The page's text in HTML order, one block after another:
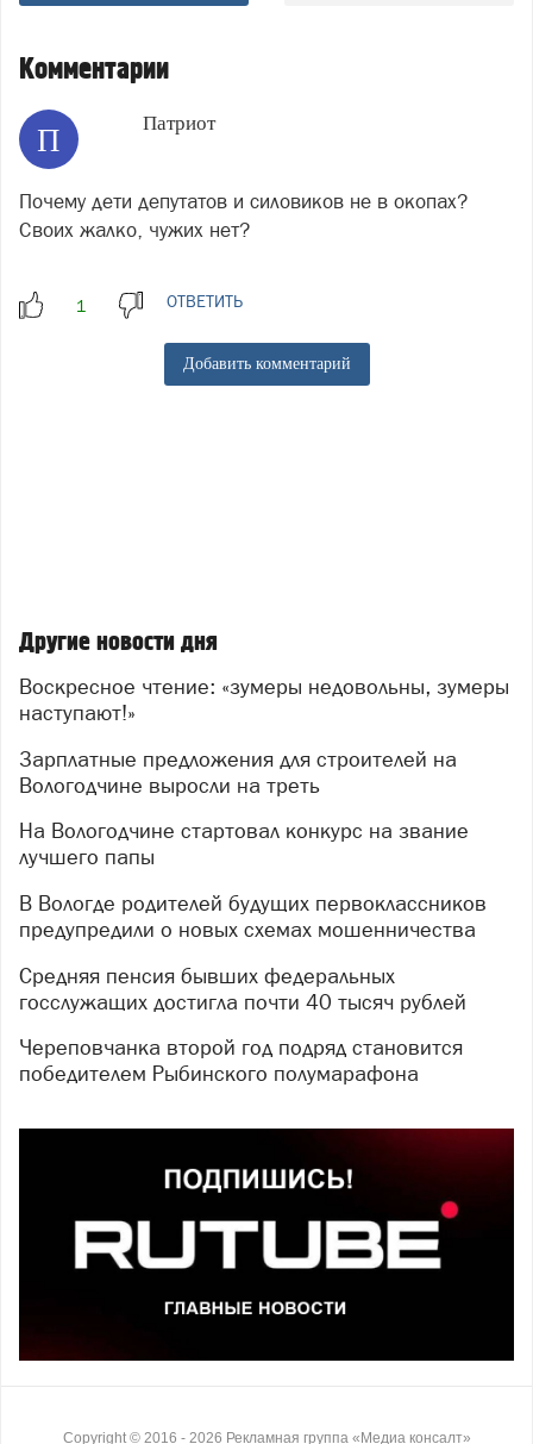
Комментарии
П Патриот
Почему дети депутатов и силовиков не в окопах?
Своих жалко, чужих нет?
ОТВЕТИТЬ
Добавить комментарий
Другие новости дня
Воскресное чтение: «зумеры недовольны, зумеры
наступают!»
Зарплатные предложения для строителей на
Вологодчине выросли на треть
На Вологодчине стартовал конкурс на звание
лучшего папы
В Вологде родителей будущих первоклассников
предупредили о новых схемах мошенничества
Средняя пенсия бывших федеральных
госслужащих достигла почти 40 тысяч рублей
Череповчанка второй год подряд становится
победителем Рыбинского полумарафона
Copyright © 2016 - 2026 Рекламная группа «Медиа консалт»